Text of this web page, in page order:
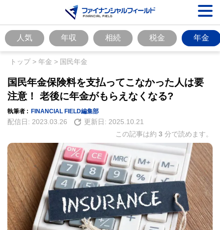
人気 年収 相続 税金 年金
トップ> 年金 > 国民年金
国民年金保険料を支払ってこなかった人は要
注意！ 老後に年金がもらえなくなる?
執筆者 : FINANCIAL FIELD編集部
配信日: 2023.03.26 更新日: 2025.10.21
この記事は約 3 分で読めます。